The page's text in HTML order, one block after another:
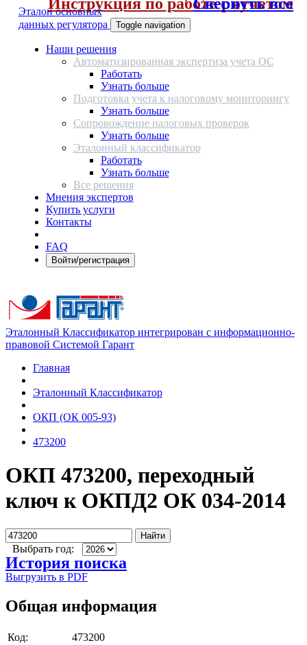
Эталон основных
данных регулятора
Toggle navigation
Наши решения
Автоматизированная экспертиза учета ОС
Работать
Узнать больше
Подготовка учета к налоговому мониторингу
Узнать больше
Сопровождение налоговых проверок
Узнать больше
Эталонный классификатор
Работать
Узнать больше
Все решения
Мнения экспертов
Купить услуги
Контакты
FAQ
Войти/регистрация
Эталонный Классификатор интегрирован с информационно-
правовой Системой Гарант
Главная
Эталонный Классификатор
ОКП (ОК 005-93)
473200
ОКП 473200, переходный
ключ к ОКПД2 ОК 034-2014
Найти
Выбрать год:
История поиска
Выгрузить в PDF
Общая информация
Код:
473200